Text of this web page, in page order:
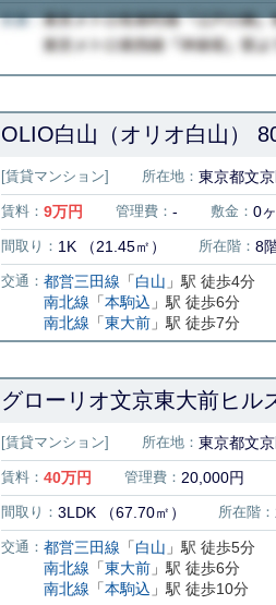
OLIO白山（オリオ白山）
[賃貸マンション] 所在地： 東京都文
賃料： 9万円 管理費： - 敷金： 0
間取り： 1K （21.45㎡） 所在階： 8
交通： 都営三田線 「白山 」駅 徒歩4分
南北線 「本駒込 」駅 徒歩6分
南北線 「東大前 」駅 徒歩7分
グローリオ文京東大前ヒル
[賃貸マンション] 所在地： 東京都文
賃料： 40万円 管理費： 20,000円
間取り： 3LDK （67.70㎡） 所在階：
交通： 都営三田線 「白山 」駅 徒歩5分
南北線 「東大前 」駅 徒歩6分
南北線 「本駒込 」駅 徒歩10分